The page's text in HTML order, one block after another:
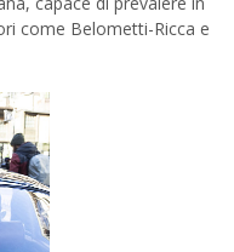
come Belometti-Ricca e